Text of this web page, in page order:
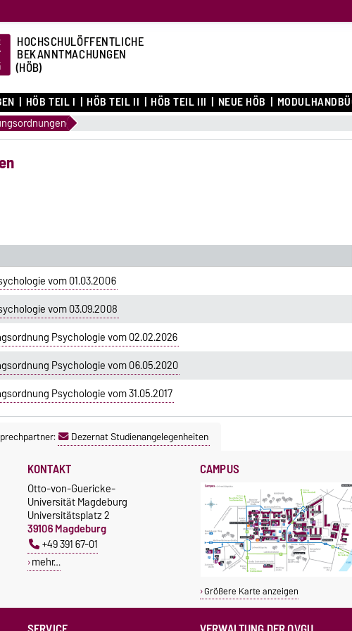
HOCHSCHULÖFFENTLICHE
BEKANNTMACHUNGEN
(HÖB)
HÖB TEIL I HÖB TEIL II HÖB TEIL III NEUE HÖB
vom 01.03.2006
vom 03.09.2008
Psychologie vom 02.02.2026
Psychologie vom 06.05.2020
Psychologie vom 31.05.2017
Dezernat Studienangelegenheiten
KONTAKT
Otto-von-Guericke-
Universität Magdeburg
Universitätsplatz 2
39106 Magdeburg
+49 391 67-01
mehr…
CAMPUS
Größere Karte anzeigen